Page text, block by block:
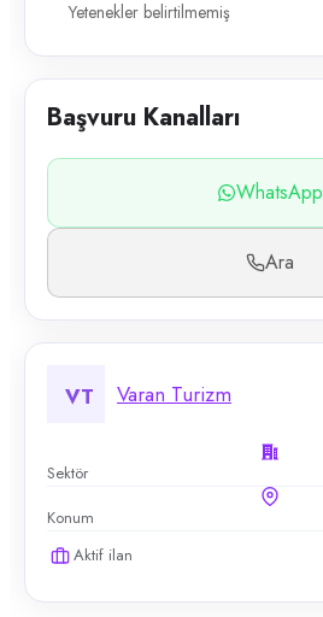
Yetenekler belirtilmemiş
Başvuru Kanalları
WhatsApp
Ara
VT Varan Turizm
Sektör
Konum
Aktif ilan